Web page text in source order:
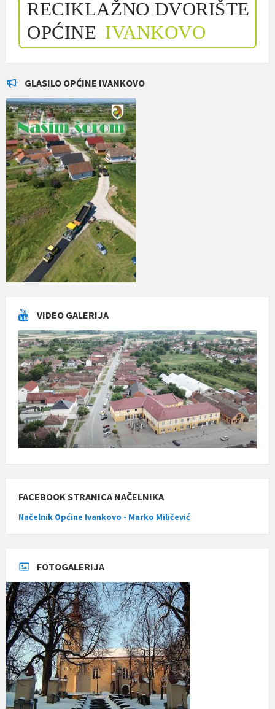
GLASILO OPĆINE IVANKOVO
VIDEO GALERIJA
FACEBOOK STRANICA NAČELNIKA
Načelnik Općine Ivankovo - Marko Miličević
FOTOGALERIJA